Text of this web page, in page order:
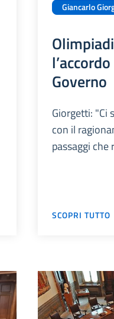
Giancarlo
Governo
Giorgetti: "Ci
con il
passaggi
SCOPRI TUTTO